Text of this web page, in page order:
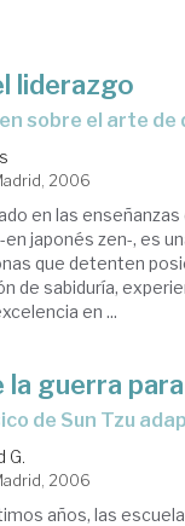
liderazgo
sobre el arte de
2006
en las
en japonés zen-, es
que detenten
de sabiduría,
en ...
la guerra
de Sun Tzu
G.
2006
años, las